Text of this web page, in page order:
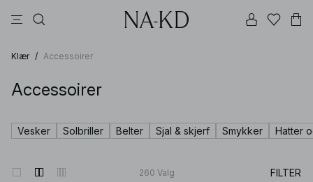
Klær / Accessoirer
Accessoirer
Vesker Solbriller Belter Sjal & skjerf Smykker Hatter
260 Valg FILTER